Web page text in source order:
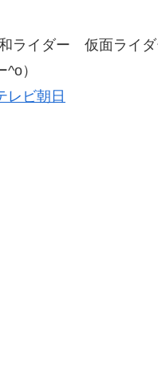
ライダー 仮面ライダ
）
レビ朝日